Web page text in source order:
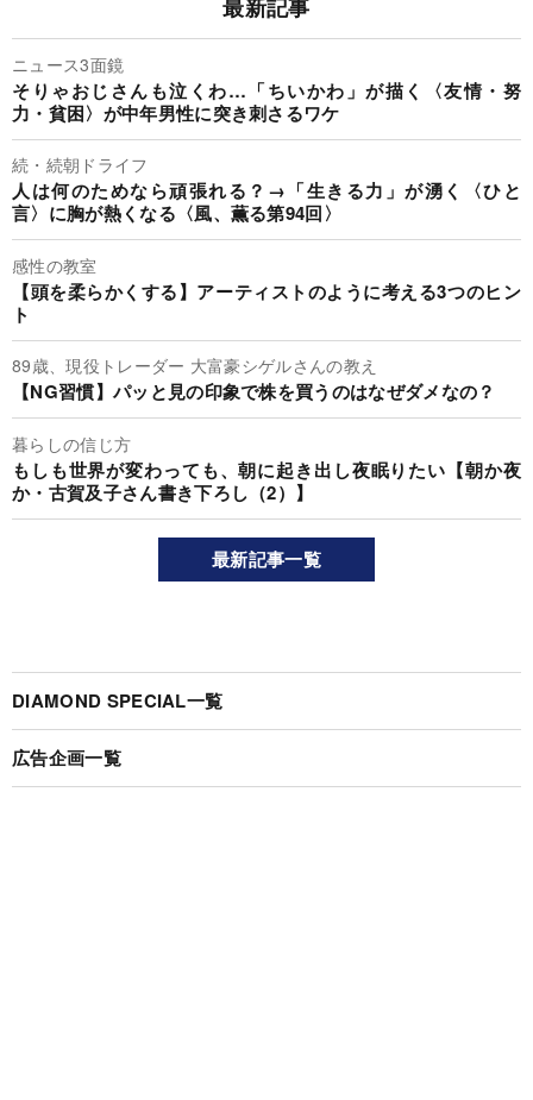
最新記事
ニュース3面鏡
そりゃおじさんも泣くわ…「ちいかわ」が描く〈友情・努
力・貧困〉が中年男性に突き刺さるワケ
続・続朝ドライフ
人は何のためなら頑張れる？→「生きる力」が湧く〈ひと
言〉に胸が熱くなる〈風、薫る第94回〉
感性の教室
【頭を柔らかくする】アーティストのように考える3つのヒン
ト
89歳、現役トレーダー 大富豪シゲルさんの教え
【NG習慣】パッと見の印象で株を買うのはなぜダメなの？
暮らしの信じ方
もしも世界が変わっても、朝に起き出し夜眠りたい【朝か夜
か・古賀及子さん書き下ろし（2）】
最新記事一覧
DIAMOND SPECIAL一覧
広告企画一覧